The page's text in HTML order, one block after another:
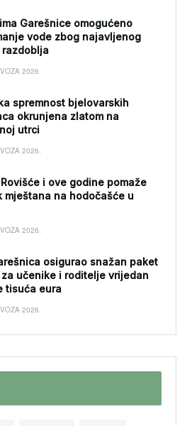
Garešnice omogućeno
vode zbog najavljenog
2026.
spremnost bjelovarskih
okrunjena zlatom na
utrci
2026.
i ove godine pomaže
mještana na hodočašće u
2026.
osigurao snažan paket
za učenike i roditelje vrijedan
tisuća eura
2026.